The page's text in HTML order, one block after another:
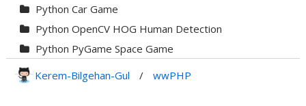
Python Car Game
Python OpenCV HOG Human Detection
Python PyGame Space Game
Python PyGame Yılan Oyunu - Snake G...
Kerem-Bilgehan-Gul / wwPHP